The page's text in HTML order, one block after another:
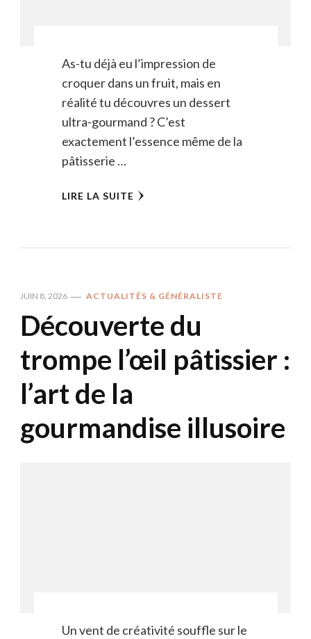
As-tu déjà eu l’impression de
croquer dans un fruit, mais en
réalité tu découvres un dessert
ultra-gourmand ? C’est
exactement l’essence même de la
pâtisserie …
LIRE LA SUITE
JUIN 8, 2026 ACTUALITÉS & GÉNÉRALISTE
Découverte du
trompe l’œil pâtissier :
l’art de la
gourmandise illusoire
Un vent de créativité souffle sur le